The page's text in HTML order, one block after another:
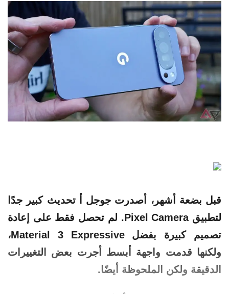
قبل بضعة أشهر، أصدرت جوجل أ تحديث كبير جدًا
لتطبيق Pixel Camera. لم تحصل فقط على إعادة
تصميم كبيرة بفضل Material 3 Expressive،
ولكنها قدمت واجهة أبسط أجرت بعض التغييرات
الدقيقة ولكن الملحوظة أيضًا.